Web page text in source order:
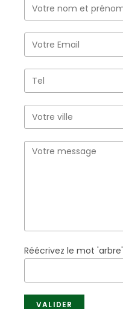
Réécrivez le mot 'arbre'